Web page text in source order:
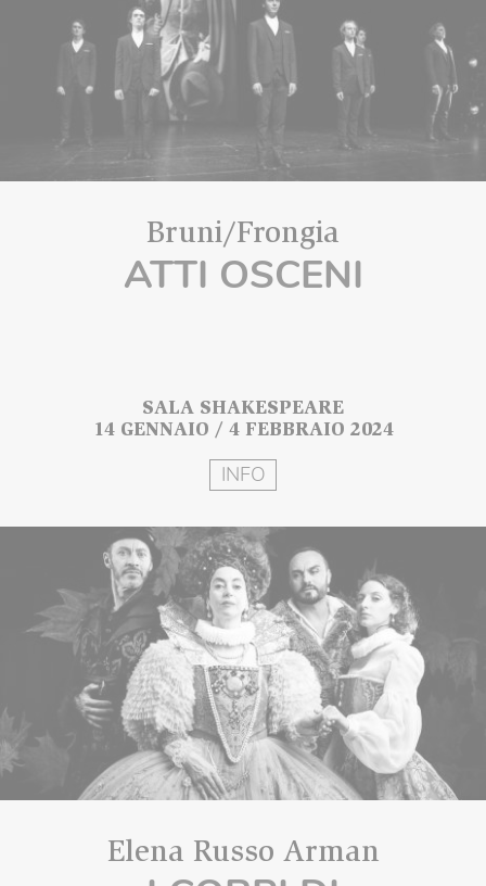
Bruni/Frongia
ATTI OSCENI
SALA SHAKESPEARE
14 GENNAIO / 4 FEBBRAIO 2024
INFO
Elena Russo Arman